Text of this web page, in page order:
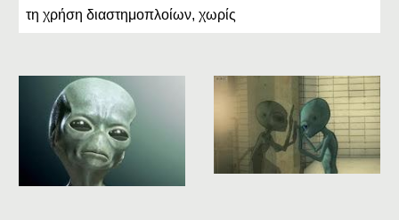
τη χρήση διαστημοπλοίων, χωρίς